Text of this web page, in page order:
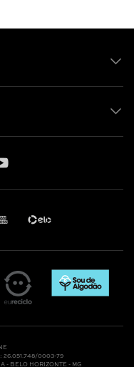
26.051.748/0003-79
- BELO HORIZONTE - MG